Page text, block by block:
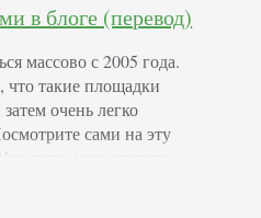
в блоге (перевод)
массово с 2005 года.
такие площадки
очень легко
сами на эту
тогда маркетологи
вести блог. Проблема в
считают, что ключи…